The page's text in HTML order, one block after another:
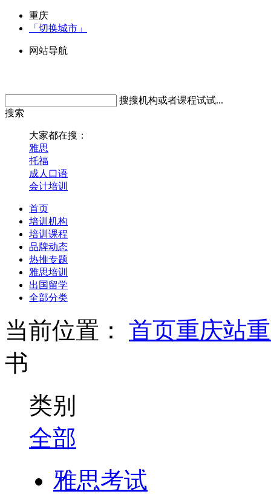
重庆
「切换城市」
网站导航
搜搜机构或者课程试试...
搜索
大家都在搜：
雅思
托福
成人口语
会计培训
首页
培训机构
培训课程
品牌动态
热推专题
雅思培训
出国留学
全部分类
当前位置： 首页重庆站
书
类别
全部
雅思考试